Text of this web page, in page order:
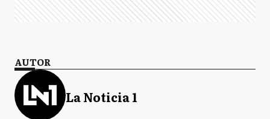
AUTOR
La Noticia 1